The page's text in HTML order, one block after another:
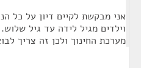
אני מבקשת לקיים דיון על כל
וילדים מגיל לידה עד גיל
מערכת החינוך ולכן זה צריך